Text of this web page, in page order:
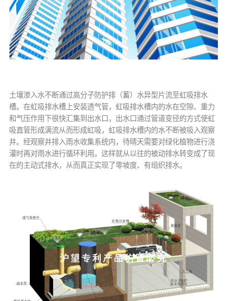
土壤渗入水不断通过高分子防护排（蓄）水异型片流至虹吸排水
槽。在虹吸排水槽上安装透气管，虹吸排水槽内的水在空隙、重力
和气压作用下很快汇集到出水口，出水口通过管道变径的方式使虹
吸直管形成满流从而形成虹吸，虹吸排水槽内的水不断被吸入观察
井。经观察井排入雨水收集系统内，待晴天需要对绿化植物进行浇
灌时再对雨水进行循环利用。这样就从以往的被动排水转变成了现
在的主动式排水，从而真正实现了零坡度、有组织排水。